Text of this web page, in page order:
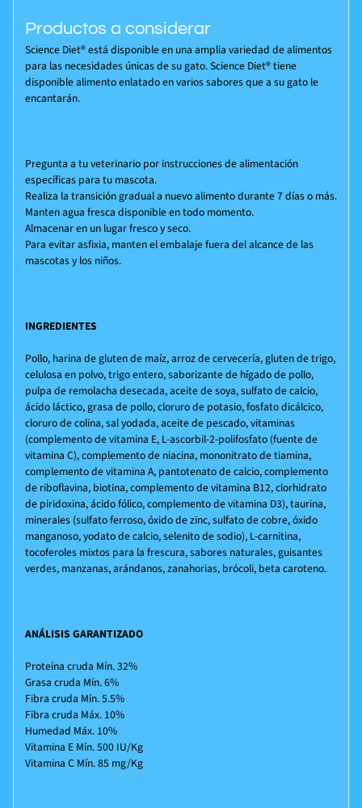
Productos a considerar
Science Diet®está disponible en una amplia variedad de alimentos
para las necesidades únicas de su gato.Science Diet®tiene
disponible alimento enlatado en varios sabores que a su gato le
encantarán.
Pregunta a tu veterinario por instrucciones de alimentación
específicas para tu mascota.
Realiza la transición gradual a nuevo alimento durante 7 días o más.
Manten agua fresca disponible en todo momento.
Almacenar en un lugar fresco y seco.
Para evitar asfixia, manten el embalaje fuera del alcance de las
mascotas y los niños.
INGREDIENTES
Pollo, harina de gluten de maíz, arroz de cervecería, gluten de trigo,
celulosa en polvo, trigo entero, saborizante de hígado de pollo,
pulpa de remolacha desecada, aceite de soya, sulfato de calcio,
ácido láctico, grasa de pollo, cloruro de potasio, fosfato dicálcico,
cloruro de colina, sal yodada, aceite de pescado, vitaminas
(complemento de vitamina E, L-ascorbil-2-polifosfato (fuente de
vitamina C), complemento de niacina, mononitrato de tiamina,
complemento de vitamina A, pantotenato de calcio, complemento
de riboflavina, biotina, complemento de vitamina B12, clorhidrato
de piridoxina, ácido fólico, complemento de vitamina D3), taurina,
minerales (sulfato ferroso, óxido de zinc, sulfato de cobre, óxido
manganoso, yodato de calcio, selenito de sodio), L-carnitina,
tocoferoles mixtos para la frescura, sabores naturales, guisantes
verdes, manzanas, arándanos, zanahorias, brócoli, beta caroteno.
ANÁLISIS GARANTIZADO
Proteína cruda Mín. 32%
Grasa cruda Mín. 6%
Fibra cruda Mín. 5.5%
Fibra cruda Máx. 10%
Humedad Máx. 10%
Vitamina E Mín. 500 IU/Kg
Vitamina C Mín. 85 mg/Kg